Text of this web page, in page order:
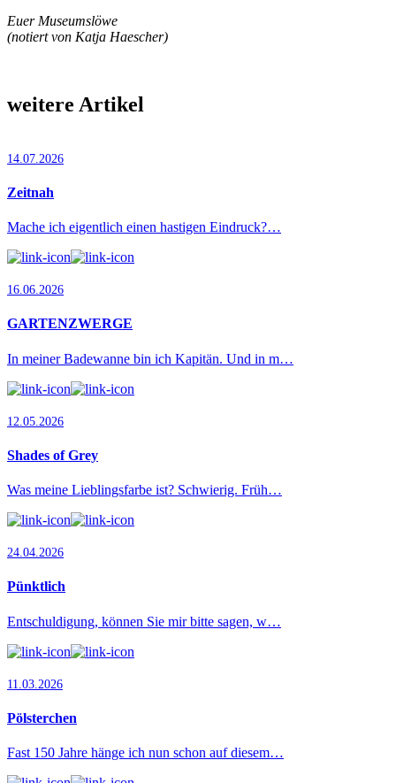
Euer Museumslöwe
(notiert von Katja Haescher)
weitere Artikel
14.07.2026
Zeitnah
Mache ich eigentlich einen hastigen Eindruck?…
16.06.2026
GARTENZWERGE
In meiner Badewanne bin ich Kapitän. Und in m…
12.05.2026
Shades of Grey
Was meine Lieblingsfarbe ist? Schwierig. Früh…
24.04.2026
Pünktlich
Entschuldigung, können Sie mir bitte sagen, w…
11.03.2026
Pölsterchen
Fast 150 Jahre hänge ich nun schon auf diesem…